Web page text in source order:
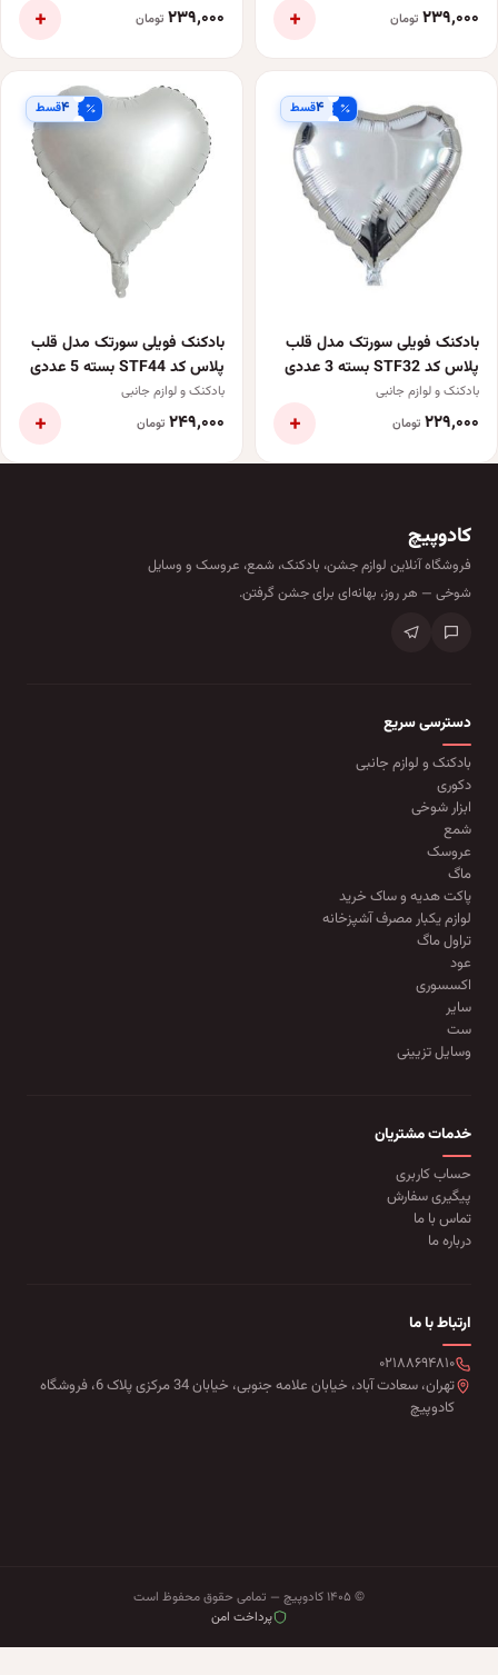
۲۳۹٬۰۰۰ تومان + ۲۳۹٬۰۰۰ تومان +
۴قسط
بادکنک فویلی سورتک مدل قلب
پلاس کد STF32 بسته 3 عددی
بادکنک و لوازم جانبی
۲۲۹٬۰۰۰ تومان +
۴قسط
بادکنک فویلی سورتک مدل قلب
پلاس کد STF44 بسته 5 عددی
بادکنک و لوازم جانبی
۲۴۹٬۰۰۰ تومان +
کادوپیچ
فروشگاه آنلاین لوازم جشن، بادکنک، شمع، عروسک و وسایل
شوخی — هر روز، بهانه‌ای برای جشن گرفتن.
دسترسی سریع
بادکنک و لوازم جانبی
دکوری
ابزار شوخی
شمع
عروسک
ماگ
پاکت هدیه و ساک خرید
لوازم یکبار مصرف آشپزخانه
تراول ماگ
عود
اکسسوری
سایر
ست
وسایل تزیینی
خدمات مشتریان
حساب کاربری
پیگیری سفارش
تماس با ما
درباره ما
ارتباط با ما
۰۲۱۸۸۶۹۴۸۱۰
تهران، سعادت آباد، خیابان علامه جنوبی، خیابان 34 مرکزی پلاک 6، فروشگاه
کادوپیچ
© ۱۴۰۵ کادوپیچ — تمامی حقوق محفوظ است
پرداخت امن